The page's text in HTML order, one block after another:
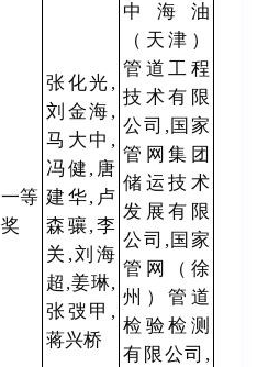
一等
奖
张化光,
刘金海,
马大中,
冯健,唐
建华,卢
森骧,李
关,刘海
超,姜琳,
张弢甲,
蒋兴桥
中海油
（天津）
管道工程
技术有限
公司,国家
管网集团
储运技术
发展有限
公司,国家
管网（徐
州）管道
检验检测
有限公司,